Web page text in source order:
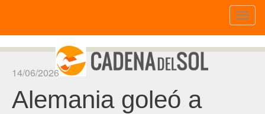
14/06/2026
Alemania goleó a